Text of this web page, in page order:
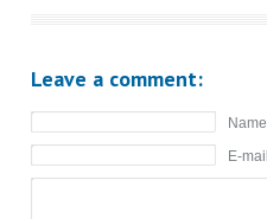
Leave a comment:
Name
E-mail